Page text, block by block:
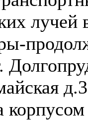
лучей